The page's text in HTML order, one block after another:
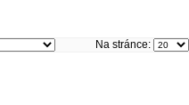
Na stránce: